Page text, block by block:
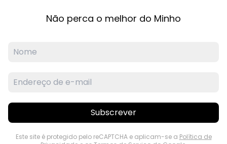
Não perca o melhor do Minho
Subscrever
Este site é protegido pelo reCAPTCHA e aplicam-se a Política de